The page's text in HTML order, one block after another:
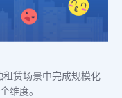
赁场景中完成规模化
维度。